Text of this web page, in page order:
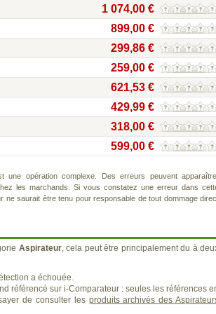
1 074,00 €
899,00 €
299,86 €
259,00 €
621,53 €
429,99 €
318,00 €
599,00 €
opération complexe. Des erreurs peuvent apparaître,
les marchands. Si vous constatez une erreur dans
ne saurait être tenu pour responsable de tout dommage
Aspirateur, cela peut être principalement du à
a échouée.
référencé sur i-Comparateur : seules les références
de consulter les produits archivés des